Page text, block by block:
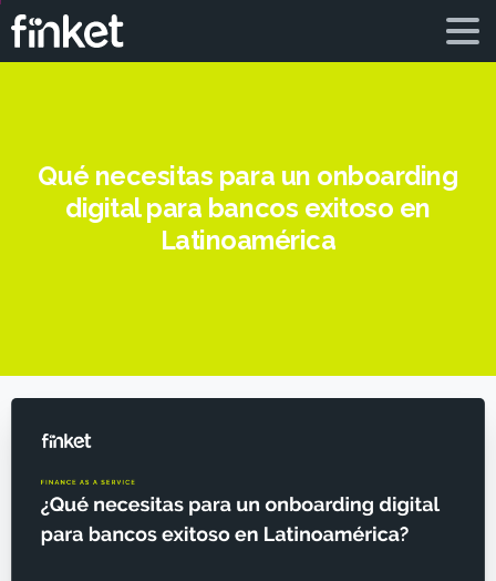
Qué necesitas para un onboarding
digital para bancos exitoso en
Latinoamérica